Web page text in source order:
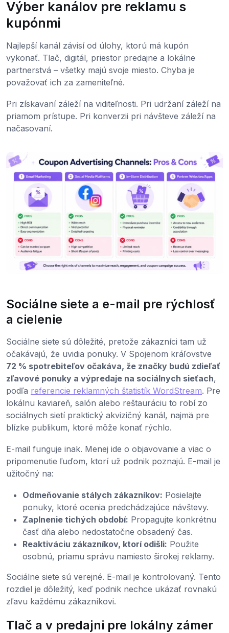
Výber kanálov pre reklamu s
kupónmi
Najlepší kanál závisí od úlohy, ktorú má kupón
vykonať. Tlač, digitál, priestor predajne a lokálne
partnerstvá – všetky majú svoje miesto. Chyba je
považovať ich za zameniteľné.
Pri získavaní záleží na viditeľnosti. Pri udržaní záleží na
priamom prístupe. Pri konverzii pri návšteve záleží na
načasovaní.
Sociálne siete a e-mail pre rýchlosť
a cielenie
Sociálne siete sú dôležité, pretože zákazníci tam už
očakávajú, že uvidia ponuky. V Spojenom kráľovstve
72 % spotrebiteľov očakáva, že značky budú zdieľať
zľavové ponuky a výpredaje na sociálnych sieťach,
podľa referencie reklamných štatistík WordStream. Pre
lokálnu kaviareň, salón alebo reštauráciu to robí zo
sociálnych sietí praktický akvizičný kanál, najmä pre
blízke publikum, ktoré môže konať rýchlo.
E-mail funguje inak. Menej ide o objavovanie a viac o
pripomenutie ľuďom, ktorí už podnik poznajú. E-mail je
užitočný na:
Odmeňovanie stálych zákazníkov: Posielajte
ponuky, ktoré ocenia predchádzajúce návštevy.
Zaplnenie tichých období: Propagujte konkrétnu
časť dňa alebo nedostatočne obsadený čas.
Reaktiváciu zákazníkov, ktorí odišli: Použite
osobnú, priamu správu namiesto širokej reklamy.
Sociálne siete sú verejné. E-mail je kontrolovaný. Tento
rozdiel je dôležitý, keď podnik nechce ukázať rovnakú
zľavu každému zákazníkovi.
Tlač a v predajni pre lokálny zámer